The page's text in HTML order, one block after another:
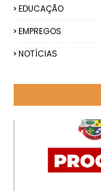
EDUCAÇÃO
EMPREGOS
NOTÍCIAS